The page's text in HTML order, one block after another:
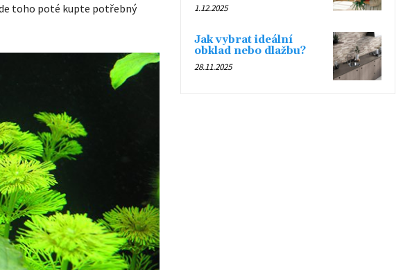
toho poté kupte potřebný
1.12.2025
Jak vybrat ideální
obklad nebo dlažbu?
28.11.2025